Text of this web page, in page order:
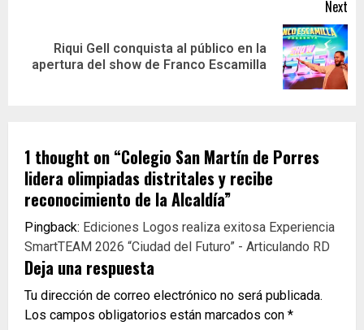
Next
Riqui Gell conquista al público en la
apertura del show de Franco Escamilla
1 thought on “Colegio San Martín de Porres
lidera olimpiadas distritales y recibe
reconocimiento de la Alcaldía”
Pingback: Ediciones Logos realiza exitosa Experiencia
SmartTEAM 2026 “Ciudad del Futuro” - Articulando RD
Deja una respuesta
Tu dirección de correo electrónico no será publicada.
Los campos obligatorios están marcados con *